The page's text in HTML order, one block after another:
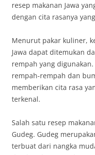
resep makanan Jawa
dengan cita rasanya
Menurut pakar kuliner,
Jawa dapat ditemukan
rempah yang digunakan.
rempah-rempah dan
memberikan cita rasa
terkenal.
Salah satu resep
Gudeg. Gudeg
terbuat dari nangka